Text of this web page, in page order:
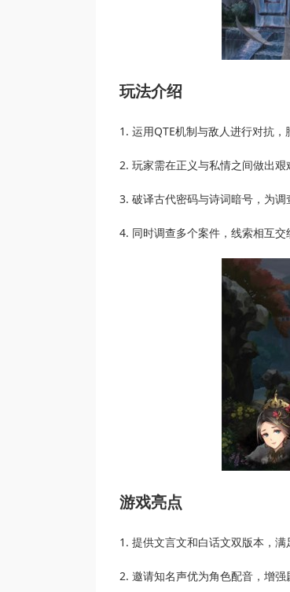
玩法介绍
1. 运用QTE机制与敌人进行对抗，
2. 玩家需在正义与私情之间做出艰
3. 破译古代密码与诗词暗号，为调
4. 同时调查多个案件，线索相互交
游戏亮点
1. 提供文言文和白话文双版本，满
2. 邀请知名声优为角色配音，增强